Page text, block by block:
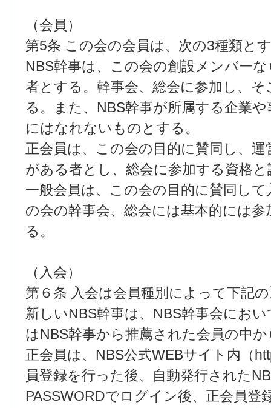
（会員）
第5条 この会の会員は、次の3種類と
NBS幹事は、この会の創設メンバー
者とする。幹事会、総会に参加し、
る。また、NBS幹事が所属する企業
にはなれないものとする。
正会員は、この会の目的に賛同し、
がある者とし、総会に参加する資格
一般会員は、この会の目的に賛同し
の会の幹事会、総会には基本的には
る。
（入会）
第６条 入会は会員種別によって下記
新しいNBS幹事は、NBS幹事会にお
はNBS幹事から推薦された会員の中
正会員は、NBS公式WEBサイト内（
員登録を行った後、自動発行された
PASSWORDでログイン後、正会員登